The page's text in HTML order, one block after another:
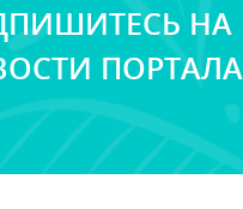
НА
ПОРТАЛА